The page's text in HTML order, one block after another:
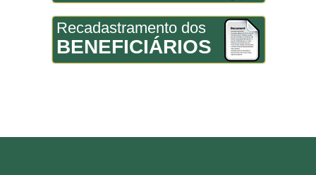
Recadastramento dos
BENEFICIÁRIOS